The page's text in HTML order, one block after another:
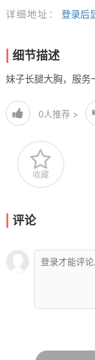
详细地址：
登录后
细节描述
妹子长腿大胸，服务
0人推荐 >
收藏
评论